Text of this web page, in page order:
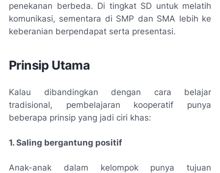
penekanan berbeda. Di tingkat SD untuk melatih
komunikasi, sementara di SMP dan SMA lebih ke
keberanian berpendapat serta presentasi.
Prinsip Utama
Kalau dibandingkan dengan cara belajar
tradisional, pembelajaran kooperatif punya
beberapa prinsip yang jadi ciri khas:
1. Saling bergantung positif
Anak-anak dalam kelompok punya tujuan